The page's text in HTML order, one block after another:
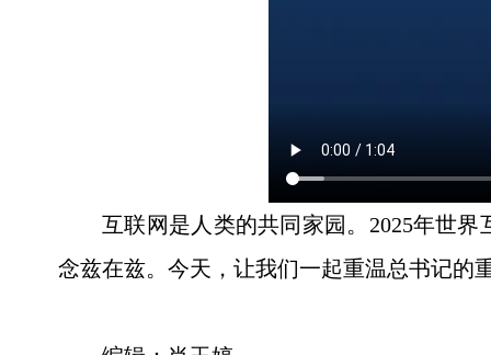
互联网是人类的共同家园。2025年世
念兹在兹。今天，让我们一起重温总书记的